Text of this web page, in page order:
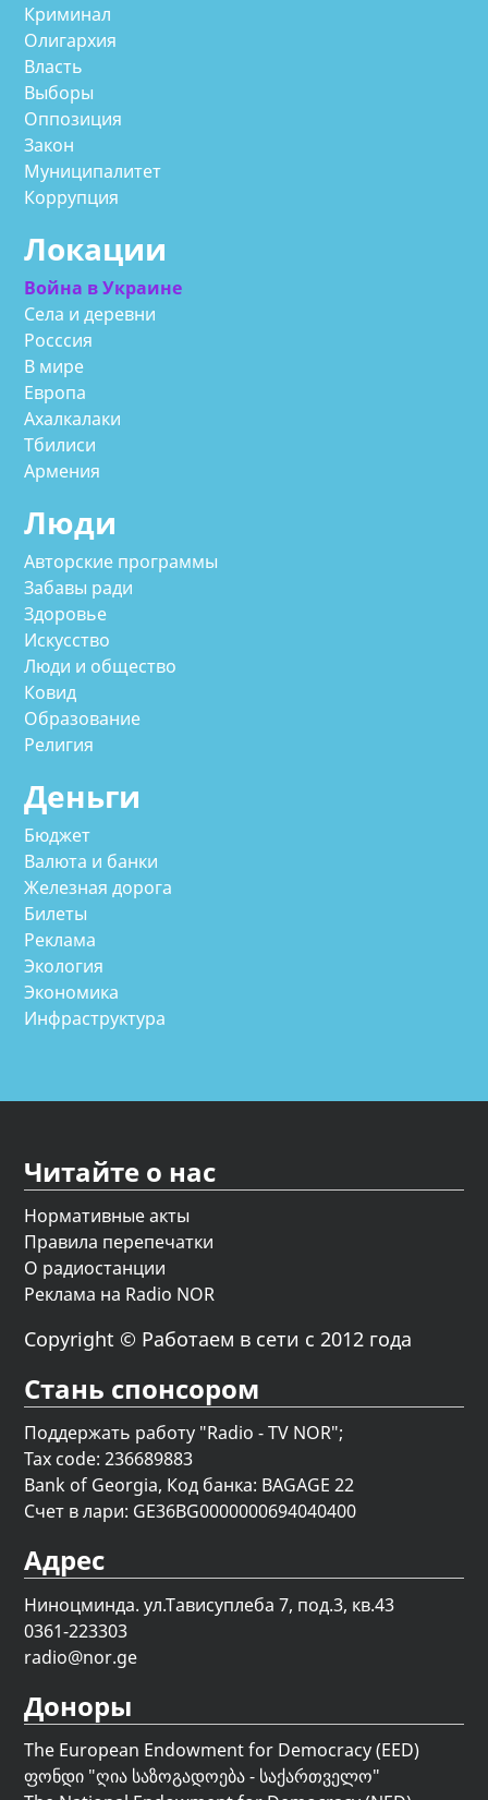
Криминал
Олигархия
Власть
Выборы
Оппозиция
Закон
Муниципалитет
Коррупция
Локации
Война в Украине
Села и деревни
Росссия
В мире
Европа
Ахалкалаки
Тбилиси
Армения
Люди
Авторские программы
Забавы ради
Здоровье
Искусство
Люди и общество
Ковид
Образование
Религия
Деньги
Бюджет
Валюта и банки
Железная дорога
Билеты
Реклама
Экология
Экономика
Инфраструктура
Читайте о нас
Нормативные акты
Правила перепечатки
О радиостанции
Реклама на Radio NOR
Copyright © Работаем в сети с 2012 года
Стань спонсором
Поддержать работу "Radio - TV NOR";
Tax code: 236689883
Bank of Georgia, Код банка: BAGAGE 22
Счет в лари: GE36BG0000000694040400
Адрес
Ниноцминда. ул.Тависуплеба 7, под.3, кв.43
0361-223303
radio@nor.ge
Доноры
The European Endowment for Democracy (EED)
ფონდი "ღია საზოგადოება - საქართველო"